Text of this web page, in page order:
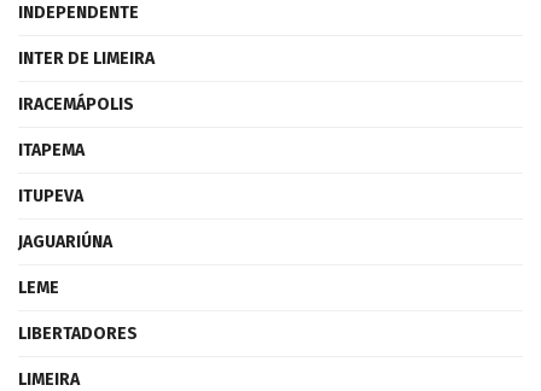
INDEPENDENTE
INTER DE LIMEIRA
IRACEMÁPOLIS
ITAPEMA
ITUPEVA
JAGUARIÚNA
LEME
LIBERTADORES
LIMEIRA